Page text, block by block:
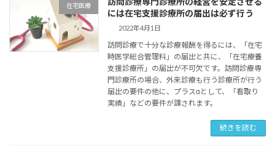
在宅医療
には在宅支援診療所の届出は必ず行う
2022年4月1日
訪問診療で十分な診療報酬を得るには、「在宅
時医学総合管理料」の届出と共に、「在宅療養
支援診療所」の届出が不可欠です。訪問診療専
門診療所の場合、外来診療も行う診療所が行う
届出の要件の他に、プラスαとして、「看取り
実績」などの要件が課されます。
続きを読む